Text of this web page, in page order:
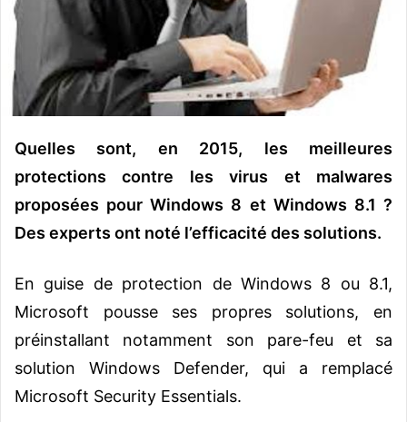
u
r
e
Quelles sont, en 2015, les meilleures
protections contre les virus et malwares
proposées pour Windows 8 et Windows 8.1 ?
Des experts ont noté l’efficacité des solutions.
En guise de protection de Windows 8 ou 8.1,
Microsoft pousse ses propres solutions, en
préinstallant notamment son pare-feu et sa
solution Windows Defender, qui a remplacé
Microsoft Security Essentials.